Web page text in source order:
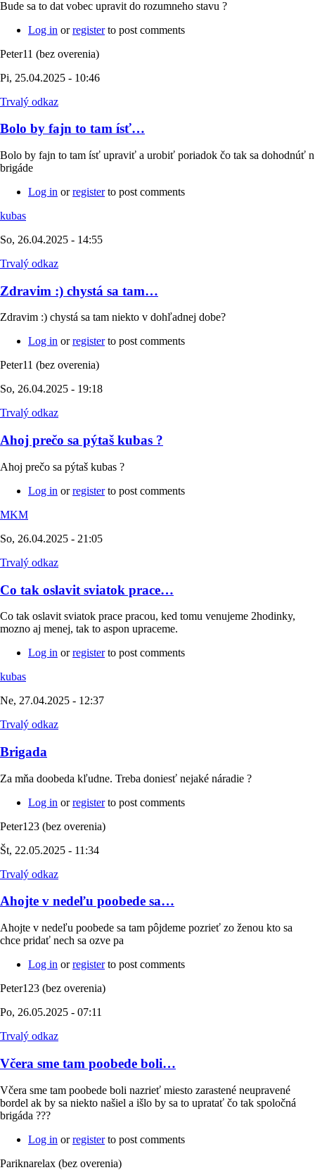
Bude sa to dat vobec upravit do rozumneho stavu ?
Log in orregisterto post comments
Peter11 (bez overenia)
Pi, 25.04.2025 - 10:46
Trvalý odkaz
Bolo by fajn to tam ísť…
Bolo by fajn to tam ísť upraviť a urobiť poriadok čo tak sa dohodnúť n
brigáde
Log in orregisterto post comments
kubas
So, 26.04.2025 - 14:55
Trvalý odkaz
Zdravim :) chystá sa tam…
Zdravim :) chystá sa tam niekto v dohľadnej dobe?
Log in orregisterto post comments
Peter11 (bez overenia)
So, 26.04.2025 - 19:18
Trvalý odkaz
Ahoj prečo sa pýtaš kubas ?
Ahoj prečo sa pýtaš kubas ?
Log in orregisterto post comments
MKM
So, 26.04.2025 - 21:05
Trvalý odkaz
Co tak oslavit sviatok prace…
Co tak oslavit sviatok prace pracou, ked tomu venujeme 2hodinky,
mozno aj menej, tak to aspon upraceme.
Log in orregisterto post comments
kubas
Ne, 27.04.2025 - 12:37
Trvalý odkaz
Brigada
Za mňa doobeda kľudne. Treba doniesť nejaké náradie ?
Log in orregisterto post comments
Peter123 (bez overenia)
Št, 22.05.2025 - 11:34
Trvalý odkaz
Ahojte v nedeľu poobede sa…
Ahojte v nedeľu poobede sa tam pôjdeme pozrieť zo ženou kto sa
chce pridať nech sa ozve pa
Log in orregisterto post comments
Peter123 (bez overenia)
Po, 26.05.2025 - 07:11
Trvalý odkaz
Včera sme tam poobede boli…
Včera sme tam poobede boli nazrieť miesto zarastené neupravené
bordel ak by sa niekto našiel a išlo by sa to upratať čo tak spoločná
brigáda ???
Log in orregisterto post comments
Pariknarelax (bez overenia)